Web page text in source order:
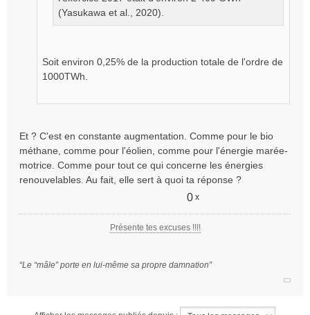
(Yasukawa et al., 2020).
Soit environ 0,25% de la production totale de l'ordre de
1000TWh.
Et ? C'est en constante augmentation. Comme pour le bio
méthane, comme pour l'éolien, comme pour l'énergie marée-
motrice. Comme pour tout ce qui concerne les énergies
renouvelables. Au fait, elle sert à quoi ta réponse ?
0 x
Présente tes excuses !!!!
“Le “mâle” porte en lui-même sa propre damnation”